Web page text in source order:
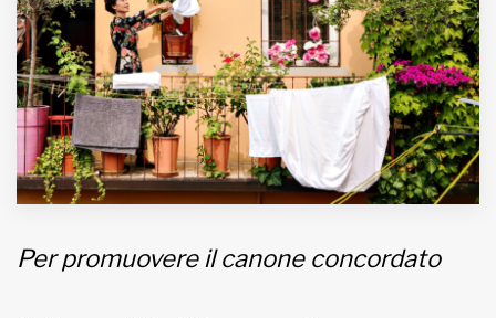
Iscriviti alla newsletter
www.viveremilano.info
Fondato e diretto da Enzo De
Bernardis
EDB edizioni - Via Brivio angolo C.
Imbonati, 89 20159 Milano (Italia)
Per promuovere il canone concordato